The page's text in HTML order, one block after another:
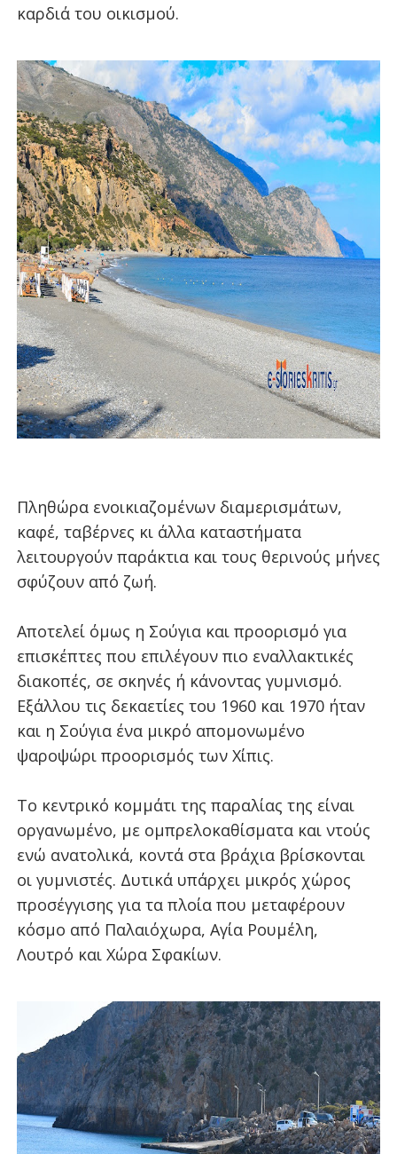
καρδιά του οικισμού.
Πληθώρα ενοικιαζομένων διαμερισμάτων,
καφέ, ταβέρνες κι άλλα καταστήματα
λειτουργούν παράκτια και τους θερινούς μήνες
σφύζουν από ζωή.
Αποτελεί όμως η Σούγια και προορισμό για
επισκέπτες που επιλέγουν πιο εναλλακτικές
διακοπές, σε σκηνές ή κάνοντας γυμνισμό.
Εξάλλου τις δεκαετίες του 1960 και 1970 ήταν
και η Σούγια ένα μικρό απομονωμένο
ψαροψώρι προορισμός των Χίπις.
Το κεντρικό κομμάτι της παραλίας της είναι
οργανωμένο, με ομπρελοκαθίσματα και ντούς
ενώ ανατολικά, κοντά στα βράχια βρίσκονται
οι γυμνιστές. Δυτικά υπάρχει μικρός χώρος
προσέγγισης για τα πλοία που μεταφέρουν
κόσμο από Παλαιόχωρα, Αγία Ρουμέλη,
Λουτρό και Χώρα Σφακίων.